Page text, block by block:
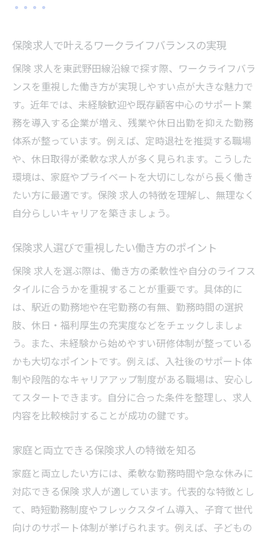
保険求人で叶えるワークライフバランスの実現
保険 求人を東武野田線沿線で探す際、ワークライフバラ
ンスを重視した働き方が実現しやすい点が大きな魅力で
す。近年では、未経験歓迎や既存顧客中心のサポート業
務を導入する企業が増え、残業や休日出勤を抑えた勤務
体系が整っています。例えば、定時退社を推奨する職場
や、休日取得が柔軟な求人が多く見られます。こうした
環境は、家庭やプライベートを大切にしながら長く働き
たい方に最適です。保険 求人の特徴を理解し、無理なく
自分らしいキャリアを築きましょう。
保険求人選びで重視したい働き方のポイント
保険 求人を選ぶ際は、働き方の柔軟性や自分のライフス
タイルに合うかを重視することが重要です。具体的に
は、駅近の勤務地や在宅勤務の有無、勤務時間の選択
肢、休日・福利厚生の充実度などをチェックしましょ
う。また、未経験から始めやすい研修体制が整っている
かも大切なポイントです。例えば、入社後のサポート体
制や段階的なキャリアアップ制度がある職場は、安心し
てスタートできます。自分に合った条件を整理し、求人
内容を比較検討することが成功の鍵です。
家庭と両立できる保険求人の特徴を知る
家庭と両立したい方には、柔軟な勤務時間や急な休みに
対応できる保険 求人が適しています。代表的な特徴とし
て、時短勤務制度やフレックスタイム導入、子育て世代
向けのサポート体制が挙げられます。例えば、子どもの